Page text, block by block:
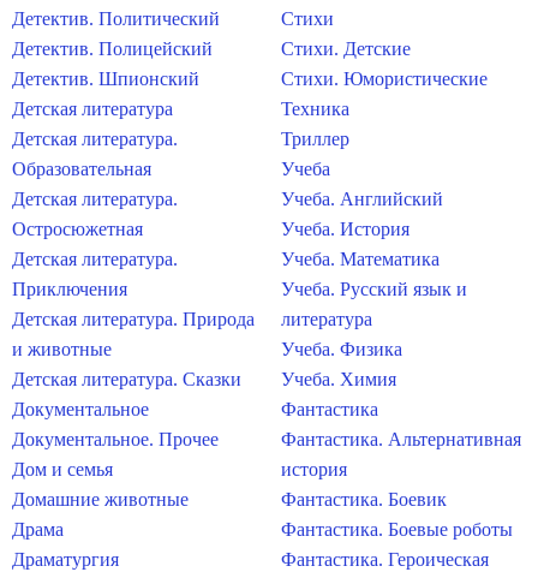
Детектив. Политический
Детектив. Полицейский
Детектив. Шпионский
Детская литература
Детская литература.
Образовательная
Детская литература.
Остросюжетная
Детская литература.
Приключения
Детская литература. Природа
и животные
Детская литература. Сказки
Документальное
Документальное. Прочее
Дом и семья
Домашние животные
Драма
Драматургия
Стихи
Стихи. Детские
Стихи. Юмористические
Техника
Триллер
Учеба
Учеба. Английский
Учеба. История
Учеба. Математика
Учеба. Русский язык и
литература
Учеба. Физика
Учеба. Химия
Фантастика
Фантастика. Альтернативная
история
Фантастика. Боевик
Фантастика. Боевые роботы
Фантастика. Героическая